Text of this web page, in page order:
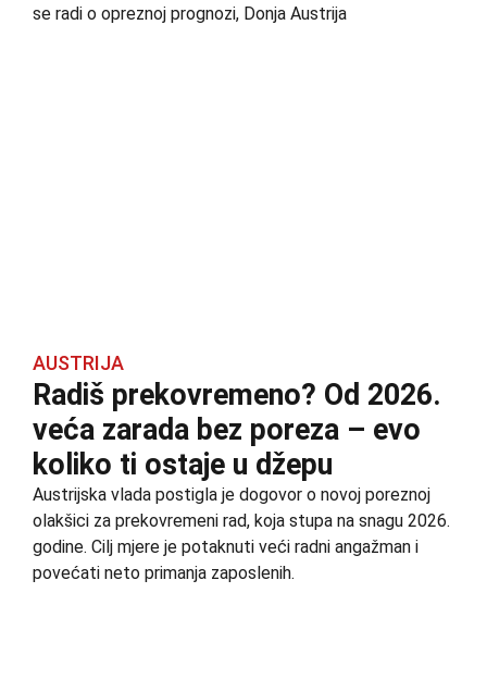
se radi o opreznoj prognozi, Donja Austrija
AUSTRIJA
Radiš prekovremeno? Od 2026.
veća zarada bez poreza – evo
koliko ti ostaje u džepu
Austrijska vlada postigla je dogovor o novoj poreznoj
olakšici za prekovremeni rad, koja stupa na snagu 2026.
godine. Cilj mjere je potaknuti veći radni angažman i
povećati neto primanja zaposlenih.